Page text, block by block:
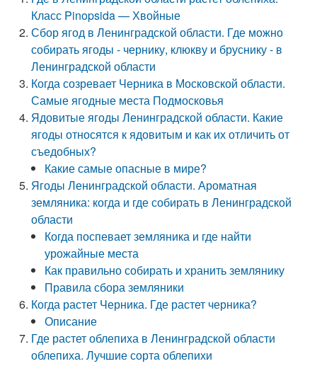
Класс Pinopsida — Хвойные
Сбор ягод в Ленинградской области. Где можно
собирать ягоды - чернику, клюкву и бруснику - в
Ленинградской области
Когда созревает Черника в Московской области.
Самые ягодные места Подмосковья
Ядовитые ягоды Ленинградской области. Какие
ягоды относятся к ядовитым и как их отличить от
съедобных?
Какие самые опасные в мире?
Ягоды Ленинградской области. Ароматная
земляника: когда и где собирать в Ленинградской
области
Когда поспевает земляника и где найти
урожайные места
Как правильно собирать и хранить землянику
Правила сбора земляники
Когда растет Черника. Где растет черника?
Описание
Где растет облепиха в Ленинградской области
облепиха. Лучшие сорта облепихи